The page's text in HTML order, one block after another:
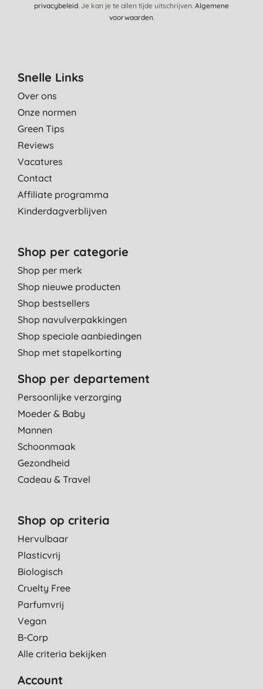
privacybeleid. Je kan je te allen tijde uitschrijven. Algemene
voorwaarden.
Snelle Links
Over ons
Onze normen
Green Tips
Reviews
Vacatures
Contact
Affiliate programma
Kinderdagverblijven
Shop per categorie
Shop per merk
Shop nieuwe producten
Shop bestsellers
Shop navulverpakkingen
Shop speciale aanbiedingen
Shop met stapelkorting
Shop per departement
Persoonlijke verzorging
Moeder & Baby
Mannen
Schoonmaak
Gezondheid
Cadeau & Travel
Shop op criteria
Hervulbaar
Plasticvrij
Biologisch
Cruelty Free
Parfumvrij
Vegan
B-Corp
Alle criteria bekijken
Account